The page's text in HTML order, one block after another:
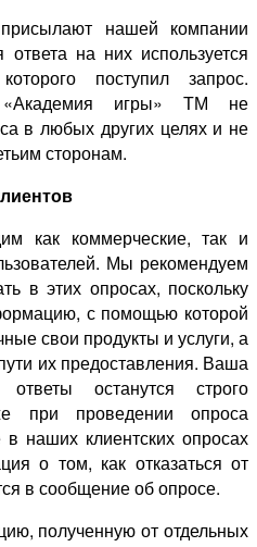
нашей компании
на них используется
поступил запрос.
«Академия игры» ТМ не
в любых других целях и не
сторонам.
как коммерческие, так и
Мы рекомендуем
в этих опросах, поскольку
с помощью которой
свои продукты и услуги, а
их предоставления. Ваша
останутся строго
при проведении опроса
в наших клиентских опросах
о том, как отказаться от
в сообщение об опросе.
полученную от отдельных